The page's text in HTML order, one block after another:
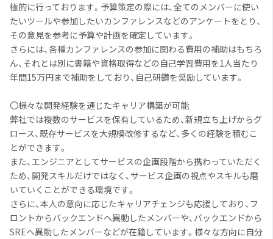
極的に行っております。予算策定の際には、全てのメンバーに使い
たいツールや参加したいカンファレンスなどのアンケートをとり、
その意見を参考に予算や計画を確定しています。
さらには、各種カンファレンスの参加に関わる費用の補助はもちろ
ん、それとは別に書籍や資格取得などの自己学習費用を1人当たり
年間15万円まで補助をしており、自己研鑽を奨励しています。
〇様々な開発経験を通じたキャリア構築が可能
弊社では複数のサービスを保有しているため、新規立ち上げからグ
ロース、既存サービスを大規模改修するなど、多くの経験を積むこ
とができます。
また、エンジニアとしてサービスの企画段階から携わっていただく
ため、開発スキルだけではなく、サービス企画の視点やスキルも磨
いていくことができる環境です。
さらに、本人の意向に応じたキャリアチェンジも応援しており、フ
ロントからバックエンドへ異動したメンバーや、バックエンドから
SREへ異動したメンバーなどが在籍しています。様々な方向に自分